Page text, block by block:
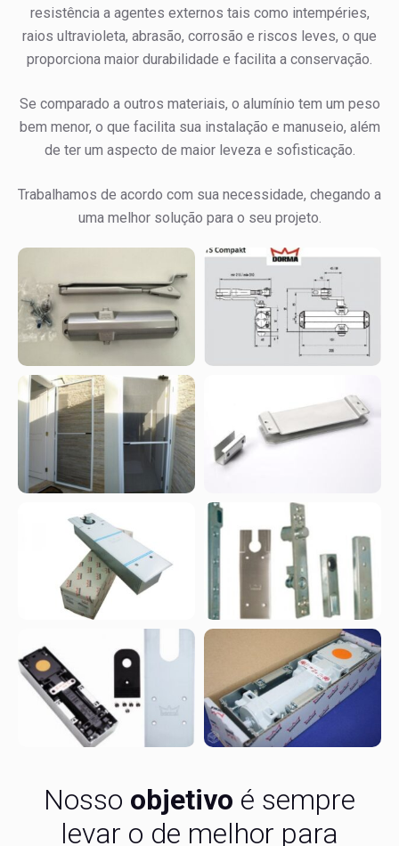
resistência a agentes externos tais como intempéries,
raios ultravioleta, abrasão, corrosão e riscos leves, o que
proporciona maior durabilidade e facilita a conservação.
Se comparado a outros materiais, o alumínio tem um peso
bem menor, o que facilita sua instalação e manuseio, além
de ter um aspecto de maior leveza e sofisticação.
Trabalhamos de acordo com sua necessidade, chegando a
uma melhor solução para o seu projeto.
Nosso objetivo é sempre
levar o de melhor para